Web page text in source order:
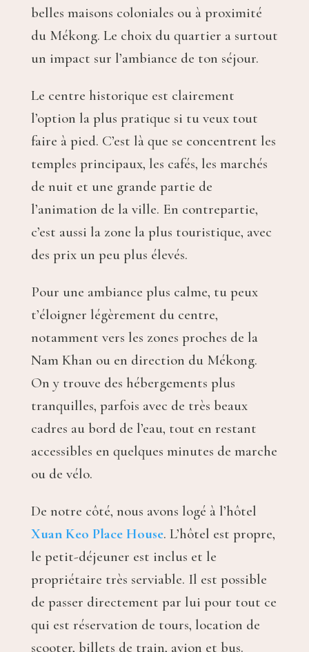
belles maisons coloniales ou à proximité
du Mékong. Le choix du quartier a surtout
un impact sur l’ambiance de ton séjour.
Le centre historique est clairement
l’option la plus pratique si tu veux tout
faire à pied. C’est là que se concentrent les
temples principaux, les cafés, les marchés
de nuit et une grande partie de
l’animation de la ville. En contrepartie,
c’est aussi la zone la plus touristique, avec
des prix un peu plus élevés.
Pour une ambiance plus calme, tu peux
t’éloigner légèrement du centre,
notamment vers les zones proches de la
Nam Khan ou en direction du Mékong.
On y trouve des hébergements plus
tranquilles, parfois avec de très beaux
cadres au bord de l’eau, tout en restant
accessibles en quelques minutes de marche
ou de vélo.
De notre côté, nous avons logé à l’hôtel
Xuan Keo Place House. L’hôtel est propre,
le petit-déjeuner est inclus et le
propriétaire très serviable. Il est possible
de passer directement par lui pour tout ce
qui est réservation de tours, location de
scooter, billets de train, avion et bus.